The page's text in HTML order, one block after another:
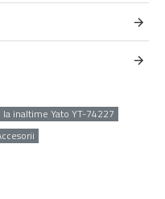
inaltime Yato YT-74227